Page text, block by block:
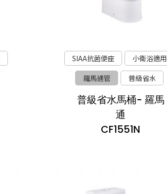
SIAA抗菌便座
小衛浴適用
羅馬通管
普級省水
普級省水馬桶- 羅馬
通
CF1551N